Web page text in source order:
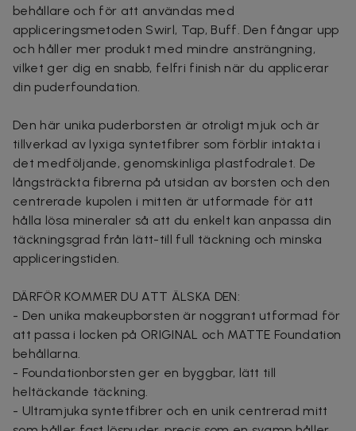
behållare och för att användas med
appliceringsmetoden Swirl, Tap, Buff. Den fångar upp
och håller mer produkt med mindre ansträngning,
vilket ger dig en snabb, felfri finish när du applicerar
din puderfoundation.
Den här unika puderborsten är otroligt mjuk och är
tillverkad av lyxiga syntetfibrer som förblir intakta i
det medföljande, genomskinliga plastfodralet. De
långsträckta fibrerna på utsidan av borsten och den
centrerade kupolen i mitten är utformade för att
hålla lösa mineraler så att du enkelt kan anpassa din
täckningsgrad från lätt-till full täckning och minska
appliceringstiden.
DÄRFÖR KOMMER DU ATT ÄLSKA DEN:
- Den unika makeupborsten är noggrant utformad för
att passa i locken på ORIGINAL och MATTE Foundation
behållarna.
- Foundationborsten ger en byggbar, lätt till
heltäckande täckning.
- Ultramjuka syntetfibrer och en unik centrerad mitt